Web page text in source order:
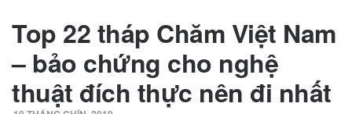
Top 22 tháp Chăm Việt Nam
– bảo chứng cho nghệ
thuật đích thực nên đi nhất